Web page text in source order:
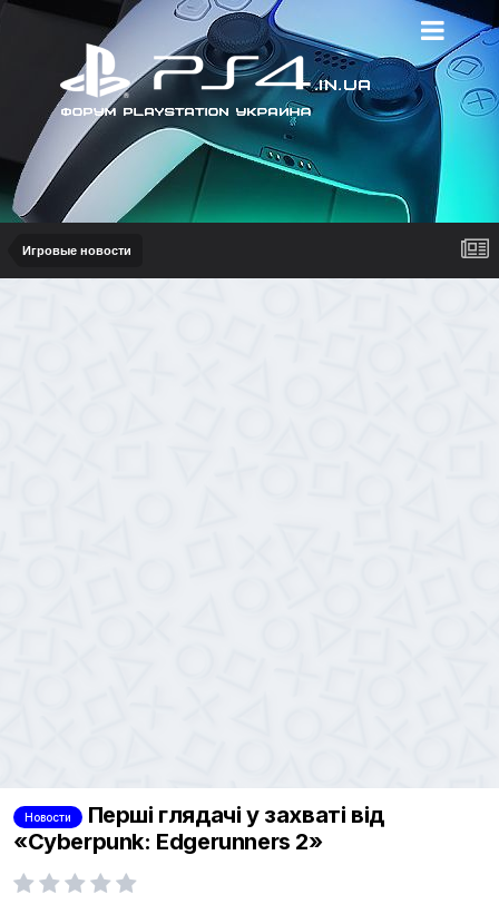
Игровые новости
Новости
Перші глядачі у захваті від
«Cyberpunk: Edgerunners 2»